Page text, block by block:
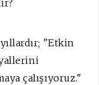
"Etkin
çalışıyoruz."